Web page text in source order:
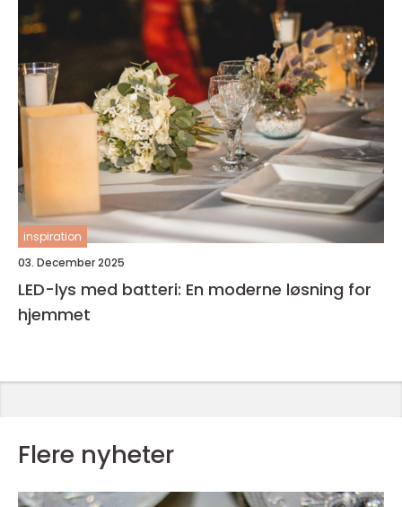
inspiration
03. December 2025
LED-lys med batteri: En moderne løsning for
hjemmet
Flere nyheter